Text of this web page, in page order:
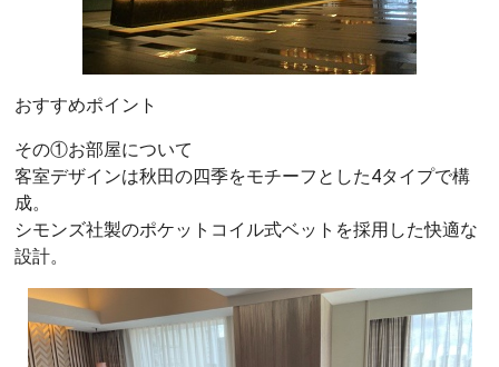
おすすめポイント
その①お部屋について
客室デザインは秋田の四季をモチーフとした4タイプで構
成。
シモンズ社製のポケットコイル式ベットを採用した快適な
設計。